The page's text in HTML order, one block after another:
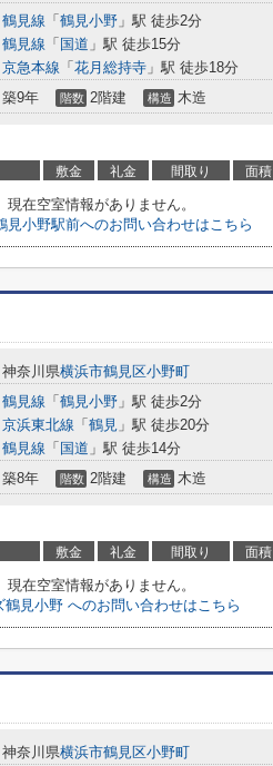
鶴見線 「 鶴見小野 」駅 徒歩2分
鶴見線 「 国道 」駅 徒歩15分
京急本線 「 花月総持寺 」駅 徒歩18分
築9年 階数 2階建 構造 木造
敷金 礼金 間取り 面積
現在空室情報がありません。
見小野駅前へのお問い合わせはこちら
神奈川県横浜市鶴見区小野町
鶴見線 「 鶴見小野 」駅 徒歩2分
京浜東北線 「 鶴見 」駅 徒歩20分
鶴見線 「 国道 」駅 徒歩14分
築8年 階数 2階建 構造 木造
敷金 礼金 間取り 面積
現在空室情報がありません。
鶴見小野 へのお問い合わせはこちら
神奈川県横浜市鶴見区小野町